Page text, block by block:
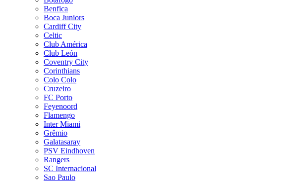
Benfica
Boca Juniors
Cardiff City
Celtic
Club América
Club León
Coventry City
Corinthians
Colo Colo
Cruzeiro
FC Porto
Feyenoord
Flamengo
Inter Miami
Grêmio
Galatasaray
PSV Eindhoven
Rangers
SC Internacional
Sao Paulo